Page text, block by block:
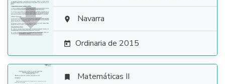
  Navarra
 Ordinaria de 2015
 Matemáticas II